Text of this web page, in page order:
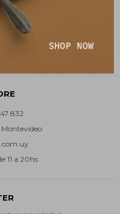
832
Montevideo
11 a 20hs